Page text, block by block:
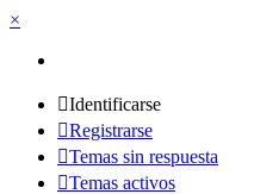
×
Identificarse
Registrarse
Temas sin respuesta
Temas activos